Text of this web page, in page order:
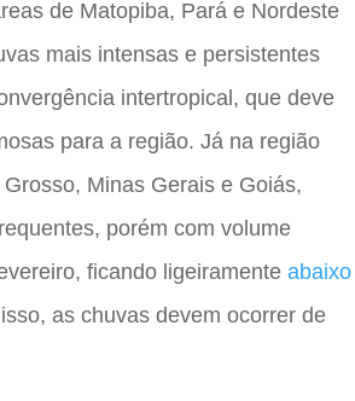
de Matopiba, Pará e Nordeste
mais intensas e persistentes
intertropical, que deve
para a região. Já na região
Minas Gerais e Goiás,
porém com volume
ficando ligeiramente abaixo
as chuvas devem ocorrer de